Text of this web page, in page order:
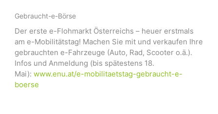
Gebraucht-e-Börse
Der erste e-Flohmarkt Österreichs – heuer erstmals
am e-Mobilitätstag! Machen Sie mit und verkaufen Ihre
gebrauchten e-Fahrzeuge (Auto, Rad, Scooter o.ä.).
Infos und Anmeldung (bis spätestens 18.
Mai): www.enu.at/e-mobilitaetstag-gebraucht-e-
boerse